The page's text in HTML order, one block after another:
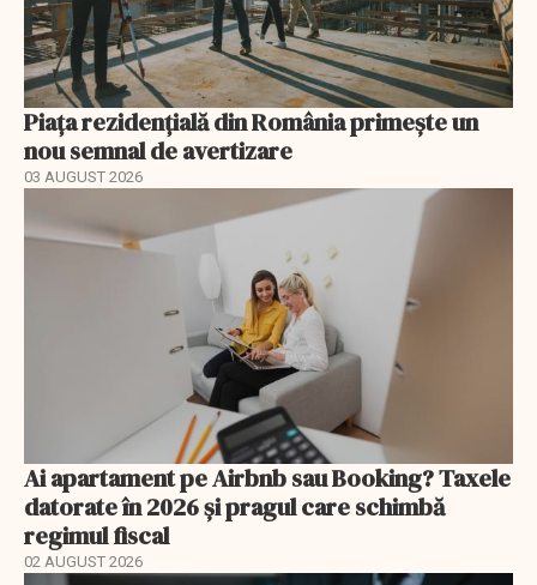
Piața rezidențială din România primește un
nou semnal de avertizare
03 AUGUST 2026
Ai apartament pe Airbnb sau Booking? Taxele
datorate în 2026 și pragul care schimbă
regimul fiscal
02 AUGUST 2026